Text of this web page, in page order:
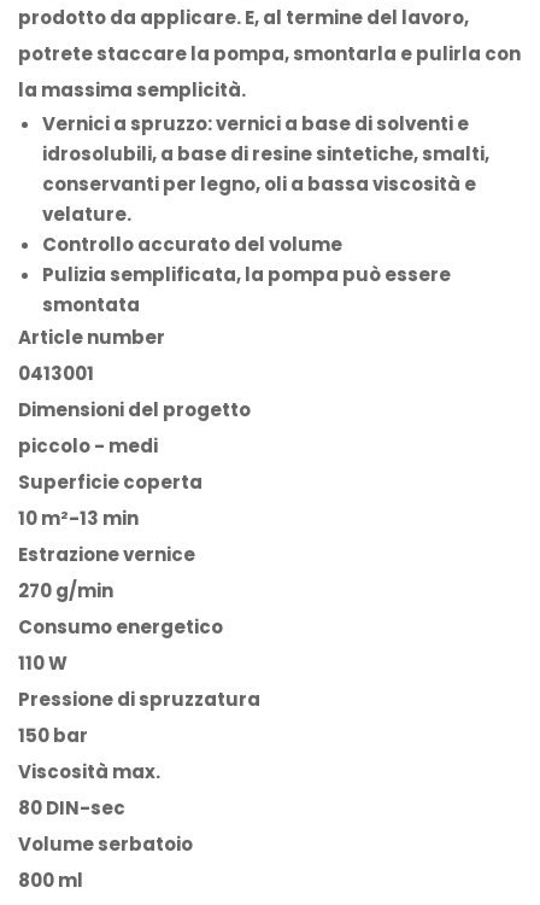
prodotto da applicare. E, al termine del lavoro,
potrete staccare la pompa, smontarla e pulirla con
la massima semplicità.
Vernici a spruzzo: vernici a base di solventi e
idrosolubili, a base di resine sintetiche, smalti,
conservanti per legno, oli a bassa viscosità e
velature.
Controllo accurato del volume
Pulizia semplificata, la pompa può essere
smontata
Article number
0413001
Dimensioni del progetto
piccolo - medi
Superficie coperta
10 m²-13 min
Estrazione vernice
270 g/min
Consumo energetico
110 W
Pressione di spruzzatura
150 bar
Viscosità max.
80 DIN-sec
Volume serbatoio
800 ml